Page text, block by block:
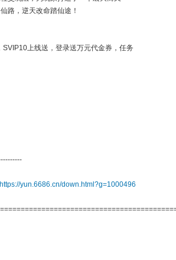
路，逆天改命踏仙途！
上线送，登录送万元代金券，任务
https://yun.6686.cn/down.html?g=1000496